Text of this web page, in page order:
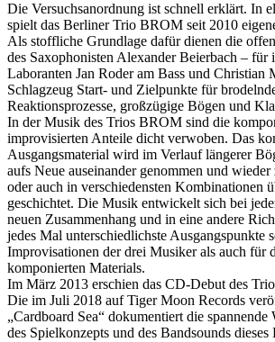
Die Versuchsanordnung ist schnell erklärt. In
spielt das Berliner Trio BROM seit 2010
Als stoffliche Grundlage dafür dienen die
des Saxophonisten Alexander Beierbach – für
Laboranten Jan Roder am Bass und Christian
Schlagzeug Start- und Zielpunkte für
Reaktionsprozesse, großzügige Bögen und
In der Musik des Trios BROM sind die
improvisierten Anteile dicht verwoben. Das
Ausgangsmaterial wird im Verlauf längerer
aufs Neue auseinander genommen und wieder
oder auch in verschiedensten Kombinationen
geschichtet. Die Musik entwickelt sich bei
neuen Zusammenhang und in eine andere
jedes Mal unterschiedlichste Ausgangspunkte
Improvisationen der drei Musiker als auch für
komponierten Materials.
Im März 2013 erschien das CD-Debut des
Die im Juli 2018 auf Tiger Moon Records
„Cardboard Sea“ dokumentiert die
des Spielkonzepts und des Bandsounds dieses